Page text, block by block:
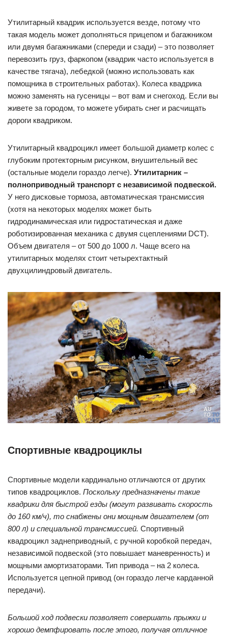
Утилитарный квадрик используется везде, потому что
такая модель может дополняться прицепом и багажником
или двумя багажниками (спереди и сзади) – это позволяет
перевозить груз, фаркопом (квадрик часто используется в
качестве тягача), лебедкой (можно использовать как
помощника в строительных работах). Колеса квадрика
можно заменять на гусеницы – вот вам и снегоход. Если вы
живете за городом, то можете убирать снег и расчищать
дороги квадриком.
Утилитарный квадроцикл имеет большой диаметр колес с
глубоким протекторным рисунком, внушительный вес
(остальные модели гораздо легче). Утилитарник –
полноприводный транспорт с независимой подвеской.
У него дисковые тормоза, автоматическая трансмиссия
(хотя на некоторых моделях может быть
гидродинамическая или гидростатическая и даже
роботизированная механика с двумя сцеплениями DCT).
Объем двигателя – от 500 до 1000 л. Чаще всего на
утилитарных моделях стоит четырехтактный
двухцилиндровый двигатель.
Спортивные квадроциклы
Спортивные модели кардинально отличаются от других
типов квадроциклов. Поскольку предназначены такие
квадрики для быстрой езды (могут развивать скорость
до 160 км/ч), то снабжены они мощным двигателем (от
800 л) и специальной трансмиссией. Спортивный
квадроцикл заднеприводный, с ручной коробкой передач,
независимой подвеской (это повышает маневренность) и
мощными амортизаторами. Тип привода – на 2 колеса.
Используется цепной привод (он гораздо легче карданной
передачи).
Большой ход подвески позволяет совершать прыжки и
хорошо демпфировать после этого, получая отличное